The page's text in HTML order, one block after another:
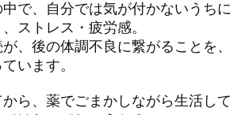
で、自分では気が付かないうちに
ストレス・疲労感。
、後の体調不良に繋がることを、
います。
ら、薬でごまかしながら生活して